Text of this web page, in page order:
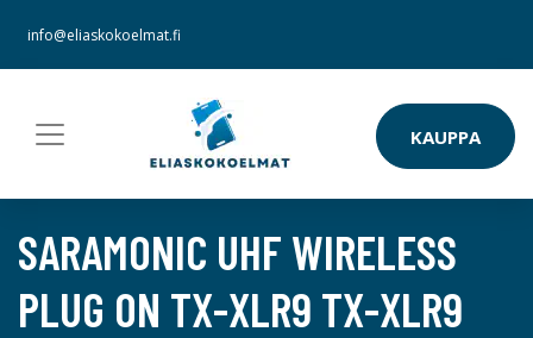
info@eliaskokoelmat.fi
KAUPPA
SARAMONIC UHF WIRELESS
PLUG ON TX-XLR9 TX-XLR9